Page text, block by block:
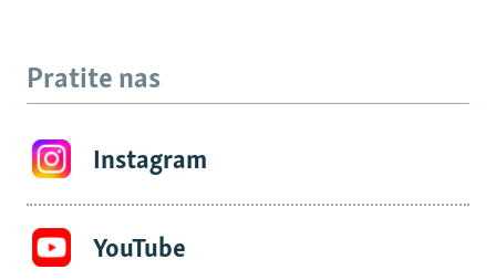
Pratite nas
Instagram
YouTube